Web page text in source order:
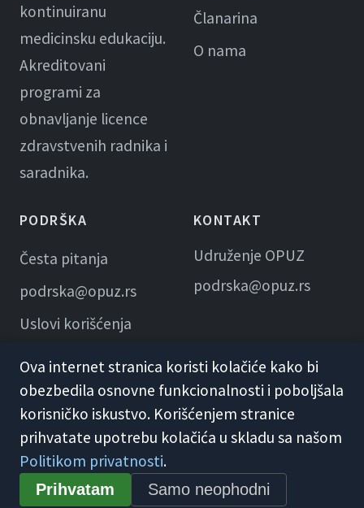
kontinuiranu
medicinsku edukaciju.
Akreditovani
programi za
obnavljanje licence
zdravstvenih radnika i
saradnika.
Članarina
O nama
PODRŠKA
Česta pitanja
podrska@opuz.rs
Uslovi korišćenja
KONTAKT
Udruženje OPUZ
podrska@opuz.rs
© 2026 KME Opuz · Udruženje OPUZ
Opšti uslovi korišćenja
Ova internet stranica koristi kolačiće kako bi
obezbedila osnovne funkcionalnosti i poboljšala
korisničko iskustvo. Korišćenjem stranice
prihvatate upotrebu kolačića u skladu sa našom
Politikom privatnosti.
Prihvatam Samo neophodni